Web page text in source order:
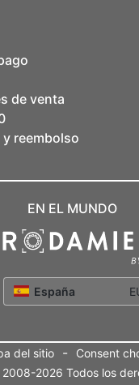
de venta
reembolso
EN EL MUNDO
España
del sitio -
Consent
2026 Todos los